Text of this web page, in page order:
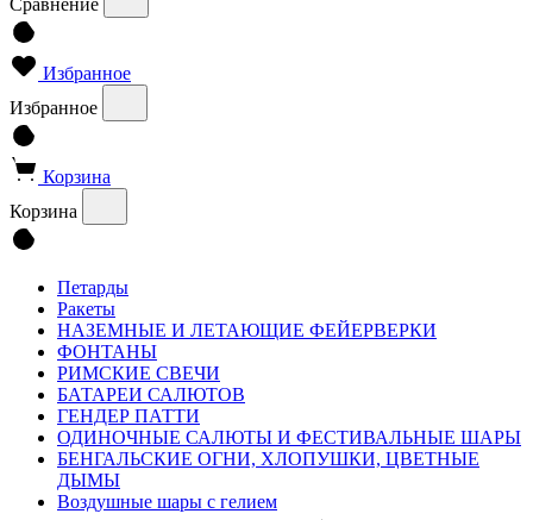
Избранное
Избранное
Корзина
Корзина
Петарды
Ракеты
НАЗЕМНЫЕ И ЛЕТАЮЩИЕ ФЕЙЕРВЕРКИ
ФОНТАНЫ
РИМСКИЕ СВЕЧИ
БАТАРЕИ САЛЮТОВ
ГЕНДЕР ПАТТИ
ОДИНОЧНЫЕ САЛЮТЫ И ФЕСТИВАЛЬНЫЕ ШАРЫ
БЕНГАЛЬСКИЕ ОГНИ, ХЛОПУШКИ, ЦВЕТНЫЕ
ДЫМЫ
Воздушные шары с гелием